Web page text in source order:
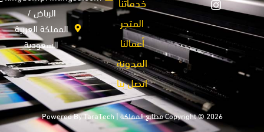
المتجر
أعمالنا
المدونة
اتصل بنا
الرياض /
المملكة العربية
السعودية
Copyright © 2026 مطابع المملكة | Powered By TaraTech